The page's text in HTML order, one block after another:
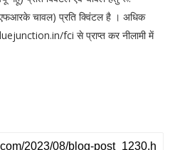
चावल) प्रति क्विंटल है । अधिक
fci से प्राप्त कर नीलामी में